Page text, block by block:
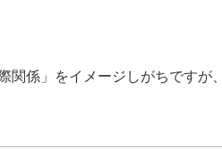
係」をイメージしがちですが